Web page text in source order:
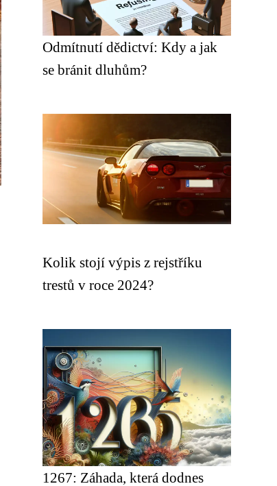
Odmítnutí dědictví: Kdy a jak
se bránit dluhům?
Kolik stojí výpis z rejstříku
trestů v roce 2024?
1267: Záhada, která dodnes